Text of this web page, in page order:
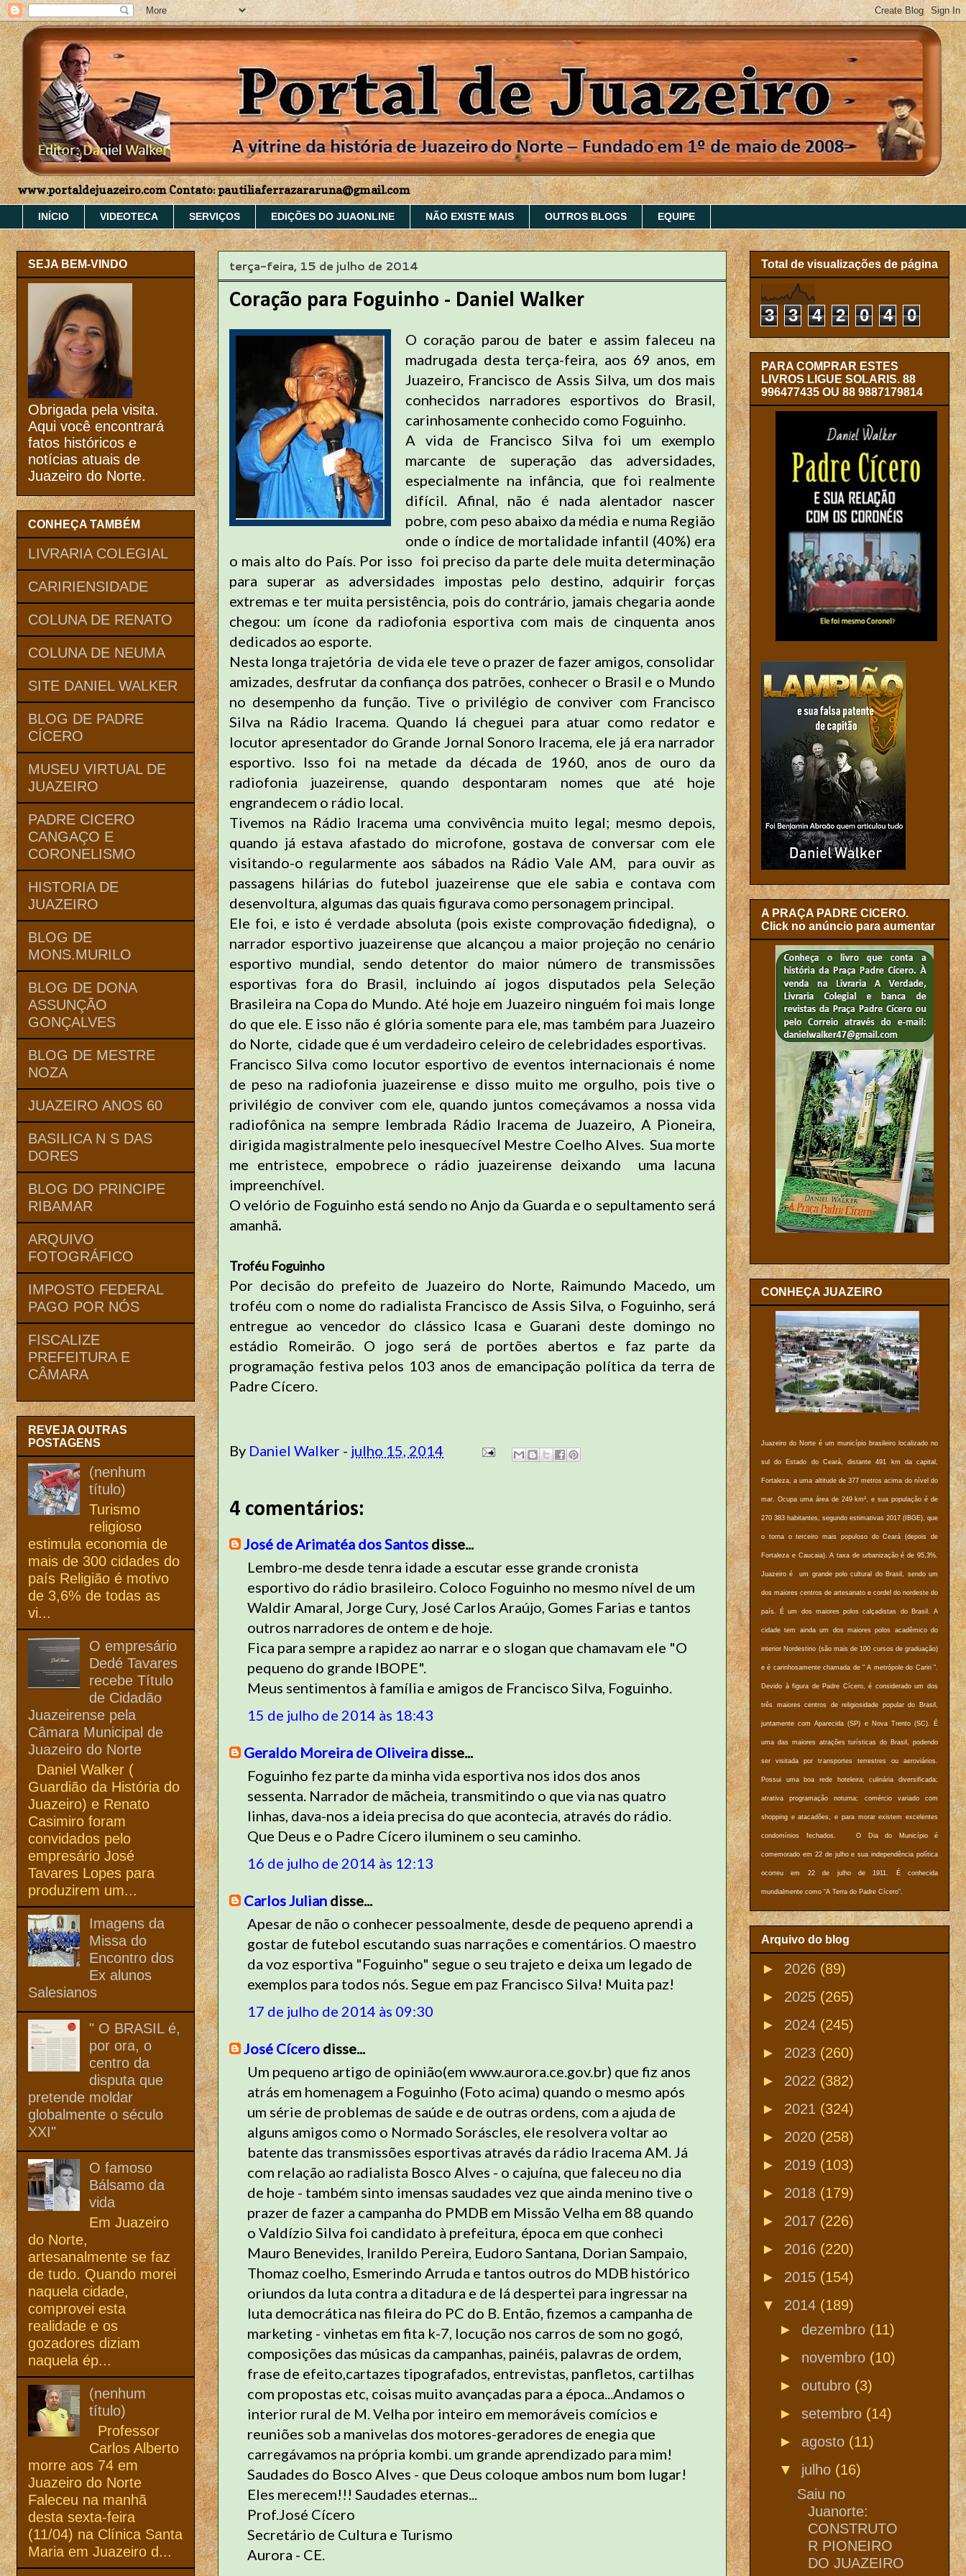
www.portaldejuazeiro.com Contato: pautiliaferrazararuna@gmail.com
INÍCIO VIDEOTECA SERVIÇOS EDIÇÕES DO JUAONLINE NÃO EXISTE MAIS OUTROS BLOGS EQUIPE
terça-feira, 15 de julho de 2014
Coração para Foguinho - Daniel Walker
O coração parou de bater e assim faleceu na
madrugada desta terça-feira, aos 69 anos, em
Juazeiro, Francisco de Assis Silva, um dos mais
conhecidos narradores esportivos do Brasil,
carinhosamente conhecido como Foguinho.
A vida de Francisco Silva foi um exemplo
marcante de superação das adversidades,
especialmente na infância, que foi realmente
difícil. Afinal, não é nada alentador nascer
pobre, com peso abaixo da média e numa Região
onde o índice de mortalidade infantil (40%) era
o mais alto do País. Por isso foi preciso da parte dele muita determinação
para superar as adversidades impostas pelo destino, adquirir forças
extremas e ter muita persistência, pois do contrário, jamais chegaria aonde
chegou: um ícone da radiofonia esportiva com mais de cinquenta anos
dedicados ao esporte.
Nesta longa trajetória de vida ele teve o prazer de fazer amigos, consolidar
amizades, desfrutar da confiança dos patrões, conhecer o Brasil e o Mundo
no desempenho da função. Tive o privilégio de conviver com Francisco
Silva na Rádio Iracema. Quando lá cheguei para atuar como redator e
locutor apresentador do Grande Jornal Sonoro Iracema, ele já era narrador
esportivo. Isso foi na metade da década de 1960, anos de ouro da
radiofonia juazeirense, quando despontaram nomes que até hoje
engrandecem o rádio local.
Tivemos na Rádio Iracema uma convivência muito legal; mesmo depois,
quando já estava afastado do microfone, gostava de conversar com ele
visitando-o regularmente aos sábados na Rádio Vale AM, para ouvir as
passagens hilárias do futebol juazeirense que ele sabia e contava com
desenvoltura, algumas das quais figurava como personagem principal.
Ele foi, e isto é verdade absoluta (pois existe comprovação fidedigna), o
narrador esportivo juazeirense que alcançou a maior projeção no cenário
esportivo mundial, sendo detentor do maior número de transmissões
esportivas fora do Brasil, incluindo aí jogos disputados pela Seleção
Brasileira na Copa do Mundo. Até hoje em Juazeiro ninguém foi mais longe
do que ele. E isso não é glória somente para ele, mas também para Juazeiro
do Norte, cidade que é um verdadeiro celeiro de celebridades esportivas.
Francisco Silva como locutor esportivo de eventos internacionais é nome
de peso na radiofonia juazeirense e disso muito me orgulho, pois tive o
privilégio de conviver com ele, quando juntos começávamos a nossa vida
radiofônica na sempre lembrada Rádio Iracema de Juazeiro, A Pioneira,
dirigida magistralmente pelo inesquecível Mestre Coelho Alves. Sua morte
me entristece, empobrece o rádio juazeirense deixando uma lacuna
impreenchível.
O velório de Foguinho está sendo no Anjo da Guarda e o sepultamento será
amanhã.
Troféu Foguinho
Por decisão do prefeito de Juazeiro do Norte, Raimundo Macedo, um
troféu com o nome do radialista Francisco de Assis Silva, o Foguinho, será
entregue ao vencedor do clássico Icasa e Guarani deste domingo no
estádio Romeirão. O jogo será de portões abertos e faz parte da
programação festiva pelos 103 anos de emancipação política da terra de
Padre Cícero.
By Daniel Walker - julho 15, 2014
4 comentários:
José de Arimatéa dos Santos disse...
Lembro-me desde tenra idade a escutar esse grande cronista
esportivo do rádio brasileiro. Coloco Foguinho no mesmo nível de um
Waldir Amaral, Jorge Cury, José Carlos Araújo, Gomes Farias e tantos
outros narradores de ontem e de hoje.
Fica para sempre a rapidez ao narrar e o slogan que chamavam ele "O
pequeno do grande IBOPE".
Meus sentimentos à família e amigos de Francisco Silva, Foguinho.
15 de julho de 2014 às 18:43
Geraldo Moreira de Oliveira disse...
Foguinho fez parte da minha vida esportiva nos idos dos anos
sessenta. Narrador de mãcheia, transmitindo o que via nas quatro
linhas, dava-nos a ideia precisa do que acontecia, através do rádio.
Que Deus e o Padre Cícero iluminem o seu caminho.
16 de julho de 2014 às 12:13
Carlos Julian disse...
Apesar de não o conhecer pessoalmente, desde de pequeno aprendi a
gostar de futebol escutando suas narrações e comentários. O maestro
da voz esportiva "Foguinho" segue o seu trajeto e deixa um legado de
exemplos para todos nós. Segue em paz Francisco Silva! Muita paz!
17 de julho de 2014 às 09:30
José Cícero disse...
Um pequeno artigo de opinião(em www.aurora.ce.gov.br) que fiz anos
atrás em homenagem a Foguinho (Foto acima) quando o mesmo após
um série de problemas de saúde e de outras ordens, com a ajuda de
alguns amigos como o Normado Soráscles, ele resolvera voltar ao
batente das transmissões esportivas através da rádio Iracema AM. Já
com relação ao radialista Bosco Alves - o cajuína, que faleceu no dia
de hoje - também sinto imensas saudades vez que ainda menino tive o
prazer de fazer a campanha do PMDB em Missão Velha em 88 quando
o Valdízio Silva foi candidato à prefeitura, época em que conheci
Mauro Benevides, Iranildo Pereira, Eudoro Santana, Dorian Sampaio,
Thomaz coelho, Esmerindo Arruda e tantos outros do MDB histórico
oriundos da luta contra a ditadura e de lá despertei para ingressar na
luta democrática nas fileira do PC do B. Então, fizemos a campanha de
marketing - vinhetas em fita k-7, locução nos carros de som no gogó,
composições das músicas da campanhas, painéis, palavras de ordem,
frase de efeito,cartazes tipografados, entrevistas, panfletos, cartilhas
com propostas etc, coisas muito avançadas para a época...Andamos o
interior rural de M. Velha por inteiro em memoráveis comícios e
reuniões sob a manivelas dos motores-geradores de enegia que
carregávamos na própria kombi. um grande aprendizado para mim!
Saudades do Bosco Alves - que Deus coloque ambos num bom lugar!
Eles merecem!!! Saudades eternas...
Prof.José Cícero
Secretário de Cultura e Turismo
Aurora - CE.
SEJA BEM-VINDO
Obrigada pela visita.
Aqui você encontrará
fatos históricos e
notícias atuais de
Juazeiro do Norte.
CONHEÇA TAMBÉM
LIVRARIA COLEGIAL
CARIRIENSIDADE
COLUNA DE RENATO
COLUNA DE NEUMA
SITE DANIEL WALKER
BLOG DE PADRE
CÍCERO
MUSEU VIRTUAL DE
JUAZEIRO
PADRE CICERO
CANGAÇO E
CORONELISMO
HISTORIA DE
JUAZEIRO
BLOG DE
MONS.MURILO
BLOG DE DONA
ASSUNÇÃO
GONÇALVES
BLOG DE MESTRE
NOZA
JUAZEIRO ANOS 60
BASILICA N S DAS
DORES
BLOG DO PRINCIPE
RIBAMAR
ARQUIVO
FOTOGRÁFICO
IMPOSTO FEDERAL
PAGO POR NÓS
FISCALIZE
PREFEITURA E
CÂMARA
REVEJA OUTRAS
POSTAGENS
(nenhum
título)
Turismo
religioso
estimula economia de
mais de 300 cidades do
país Religião é motivo
de 3,6% de todas as
vi...
O empresário
Dedé Tavares
recebe Título
de Cidadão
Juazeirense pela
Câmara Municipal de
Juazeiro do Norte
Daniel Walker (
Guardião da História do
Juazeiro) e Renato
Casimiro foram
convidados pelo
empresário José
Tavares Lopes para
produzirem um...
Imagens da
Missa do
Encontro dos
Ex alunos
Salesianos
" O BRASIL é,
por ora, o
centro da
disputa que
pretende moldar
globalmente o século
XXI"
O famoso
Bálsamo da
vida
Em Juazeiro
do Norte,
artesanalmente se faz
de tudo. Quando morei
naquela cidade,
comprovei esta
realidade e os
gozadores diziam
naquela ép...
(nenhum
título)
Professor
Carlos Alberto
morre aos 74 em
Juazeiro do Norte
Faleceu na manhã
desta sexta-feira
(11/04) na Clínica Santa
Maria em Juazeiro d...
Total de visualizações de página
3 3 4 2 0 4 0
PARA COMPRAR ESTES
LIVROS LIGUE SOLARIS. 88
996477435 OU 88 9887179814
A PRAÇA PADRE CICERO.
Click no anúncio para aumentar
CONHEÇA JUAZEIRO
Juazeiro do Norte é um município brasileiro localizado no
sul do Estado do Ceará, distante 491 km da capital,
Fortaleza, a uma altitude de 377 metros acima do nível do
mar. Ocupa uma área de 249 km², e sua população é de
270 383 habitantes, segundo estimativas 2017 (IBGE), que
o torna o terceiro mais populoso do Ceará (depois de
Fortaleza e Caucaia). A taxa de urbanização é de 95,3%.
Juazeiro é um grande polo cultural do Brasil, sendo um
dos maiores centros de artesanato e cordel do nordeste do
país. É um dos maiores polos calçadistas do Brasil. A
cidade tem ainda um dos maiores polos acadêmico do
interior Nordestino (são mais de 100 cursos de graduação)
e é carinhosamente chamada de " A metrópole do Cariri ".
Devido à figura de Padre Cícero, é considerado um dos
três maiores centros de religiosidade popular do Brasil,
juntamente com Aparecida (SP) e Nova Trento (SC). É
uma das maiores atrações turísticas do Brasil, podendo
ser visitada por transportes terrestres ou aeroviários.
Possui uma boa rede hoteleira; culinária diversificada;
atrativa programação noturna; comércio variado com
shopping e atacadões, e para morar existem excelentes
condomínios fechados. O Dia do Município é
comemorado em 22 de julho e sua independência política
ocorreu em 22 de julho de 1911. É conhecida
mundialmente como “A Terra do Padre Cícero”.
Arquivo do blog
► 2026 (89)
► 2025 (265)
► 2024 (245)
► 2023 (260)
► 2022 (382)
► 2021 (324)
► 2020 (258)
► 2019 (103)
► 2018 (179)
► 2017 (226)
► 2016 (220)
► 2015 (154)
▼ 2014 (189)
► dezembro (11)
► novembro (10)
► outubro (3)
► setembro (14)
► agosto (11)
▼ julho (16)
Saiu no
Juanorte:
CONSTRUTO
R PIONEIRO
DO JUAZEIRO